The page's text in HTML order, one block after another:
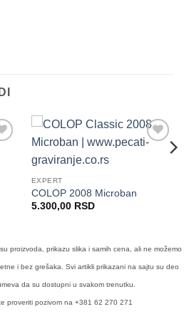
EXPERT
COLOP 2008 Microban
5.300,00 RSD
proizvoda, prikazu slika i samih cena, ali ne možemo
i bez grešaka. Svi artikli prikazani na sajtu su deo
da su dostupni u svakom trenutku.
proveriti pozivom na +381 62 270 271